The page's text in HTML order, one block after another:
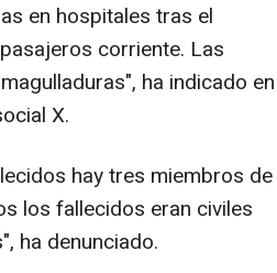
en hospitales tras el
corriente. Las
ha indicado en
X.
hay tres miembros de
los fallecidos eran civiles
ha denunciado.